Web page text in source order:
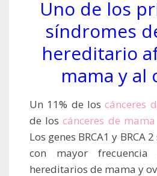
Uno de los
síndromes
hereditario
mama y al
Un 11% de loscánceres
de loscánceres de mama
Los genes BRCA1 y BRCA
con mayor
hereditarios de mama y